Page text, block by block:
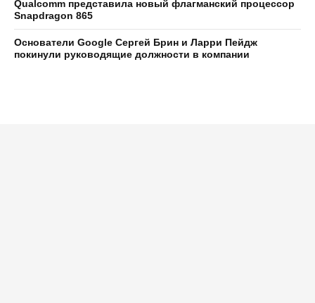
Qualcomm представила новый флагманский процессор
Snapdragon 865
Основатели Google Сергей Брин и Ларри Пейдж
покинули руководящие должности в компании